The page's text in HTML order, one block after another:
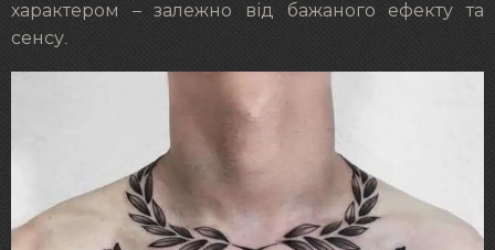
характером – залежно від бажаного ефекту та
сенсу.